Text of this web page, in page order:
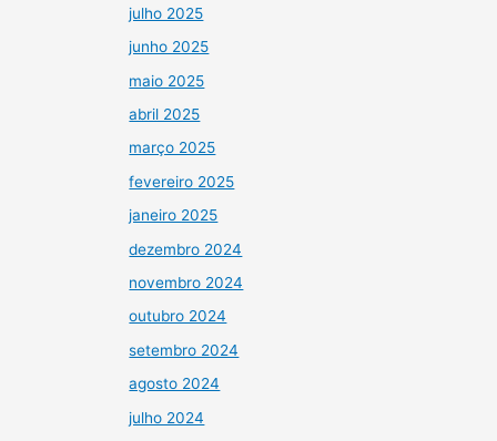
julho 2025
junho 2025
maio 2025
abril 2025
março 2025
fevereiro 2025
janeiro 2025
dezembro 2024
novembro 2024
outubro 2024
setembro 2024
agosto 2024
julho 2024